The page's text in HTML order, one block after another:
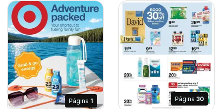
Página 1 Página 30